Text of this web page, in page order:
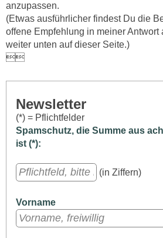
anzupassen.
(Etwas ausführlicher findest Du die
offene Empfehlung in meiner Antwort
weiter unten auf dieser Seite.)

Newsletter
(*) = Pflichtfelder
Spamschutz, die Summe aus
ist (*):
(in Ziffern)
Vorname